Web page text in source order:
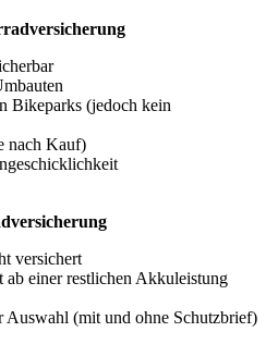
Bikeparks (jedoch kein
nach Kauf)
versichert
einer restlichen Akkuleistung
(mit und ohne Schutzbrief)